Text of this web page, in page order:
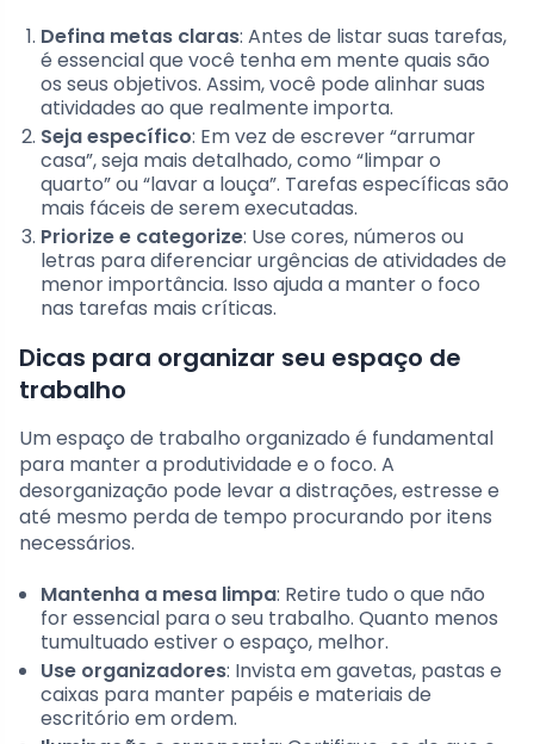
Defina metas claras: Antes de listar suas tarefas,
é essencial que você tenha em mente quais são
os seus objetivos. Assim, você pode alinhar suas
atividades ao que realmente importa.
Seja específico: Em vez de escrever “arrumar
casa”, seja mais detalhado, como “limpar o
quarto” ou “lavar a louça”. Tarefas específicas são
mais fáceis de serem executadas.
Priorize e categorize: Use cores, números ou
letras para diferenciar urgências de atividades de
menor importância. Isso ajuda a manter o foco
nas tarefas mais críticas.
Dicas para organizar seu espaço de
trabalho
Um espaço de trabalho organizado é fundamental
para manter a produtividade e o foco. A
desorganização pode levar a distrações, estresse e
até mesmo perda de tempo procurando por itens
necessários.
Mantenha a mesa limpa: Retire tudo o que não
for essencial para o seu trabalho. Quanto menos
tumultuado estiver o espaço, melhor.
Use organizadores: Invista em gavetas, pastas e
caixas para manter papéis e materiais de
escritório em ordem.